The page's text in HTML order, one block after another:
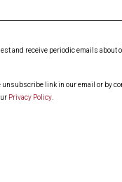
and receive periodic emails
link in our email or by
Privacy Policy.